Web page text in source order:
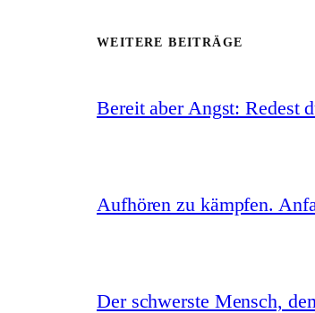
WEITERE BEITRÄGE
Bereit aber Angst: Redest
Aufhören zu kämpfen.
Der schwerste Mensch,